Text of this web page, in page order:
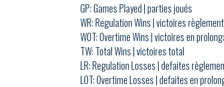
GP: Games Played | parties joués
WR: Regulation Wins | victoires
WOT: Overtime Wins | victoires en
TW: Total Wins | victoires total
LR: Regulation Losses | defaites
LOT: Overtime Losses | defaites en